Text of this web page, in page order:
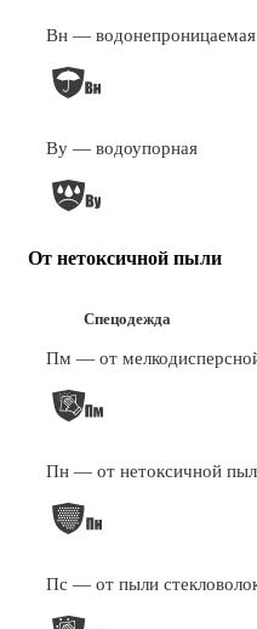
Вн — водонепроницаемая
Ву — водоупорная
От нетоксичной пыли
Спецодежда
Пм — от
Пн — от нетоксичной
Пс — от пыли